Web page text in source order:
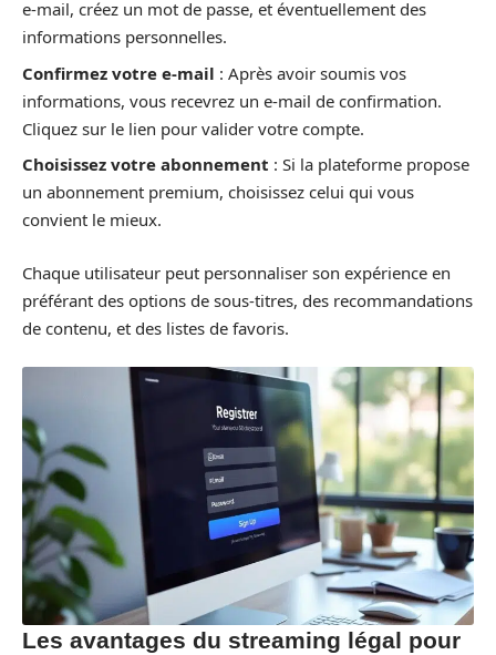
e-mail, créez un mot de passe, et éventuellement des
informations personnelles.
Confirmez votre e-mail : Après avoir soumis vos
informations, vous recevrez un e-mail de confirmation.
Cliquez sur le lien pour valider votre compte.
Choisissez votre abonnement : Si la plateforme propose
un abonnement premium, choisissez celui qui vous
convient le mieux.
Chaque utilisateur peut personnaliser son expérience en
préférant des options de sous-titres, des recommandations
de contenu, et des listes de favoris.
Les avantages du streaming légal pour